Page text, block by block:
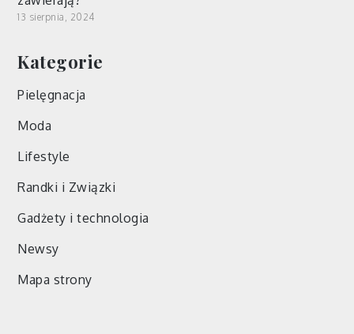
13 sierpnia, 2024
Kategorie
Pielęgnacja
Moda
Lifestyle
Randki i Związki
Gadżety i technologia
Newsy
Mapa strony